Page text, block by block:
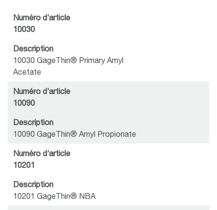
Numéro d’article
10030
Description
10030 GageThin® Primary Amyl
Acetate
Numéro d’article
10090
Description
10090 GageThin® Amyl Propionate
Numéro d’article
10201
Description
10201 GageThin® NBA